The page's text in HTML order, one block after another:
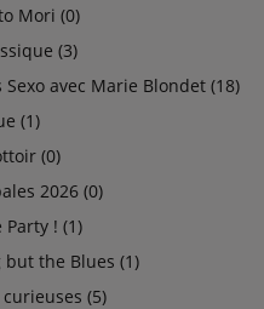
Mori (0)
(3)
avec Marie Blondet (18)
(1)
(0)
2026 (0)
! (1)
but the Blues (1)
(5)